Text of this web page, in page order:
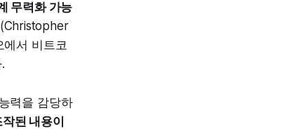
무력화 가능
서 비트코
력을 감당하
된 내용이